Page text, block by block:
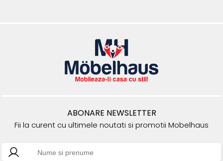
ABONARE NEWSLETTER
Fii la curent cu ultimele noutati si promotii Mobelhaus